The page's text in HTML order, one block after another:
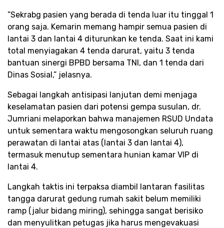
​”Sekrabg pasien yang berada di tenda luar itu tinggal 1
orang saja. Kemarin memang hampir semua pasien di
lantai 3 dan lantai 4 diturunkan ke tenda. Saat ini kami
total menyiagakan 4 tenda darurat, yaitu 3 tenda
bantuan sinergi BPBD bersama TNI, dan 1 tenda dari
Dinas Sosial,” jelasnya.
​Sebagai langkah antisipasi lanjutan demi menjaga
keselamatan pasien dari potensi gempa susulan, dr.
Jumriani melaporkan bahwa manajemen RSUD Undata
untuk sementara waktu mengosongkan seluruh ruang
perawatan di lantai atas (lantai 3 dan lantai 4),
termasuk menutup sementara hunian kamar VIP di
lantai 4.
​Langkah taktis ini terpaksa diambil lantaran fasilitas
tangga darurat gedung rumah sakit belum memiliki
ramp (jalur bidang miring), sehingga sangat berisiko
dan menyulitkan petugas jika harus mengevakuasi